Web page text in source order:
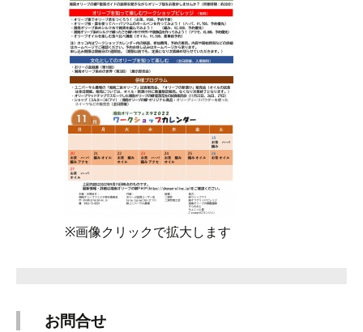
※画像クリックで拡大します
お問合せ